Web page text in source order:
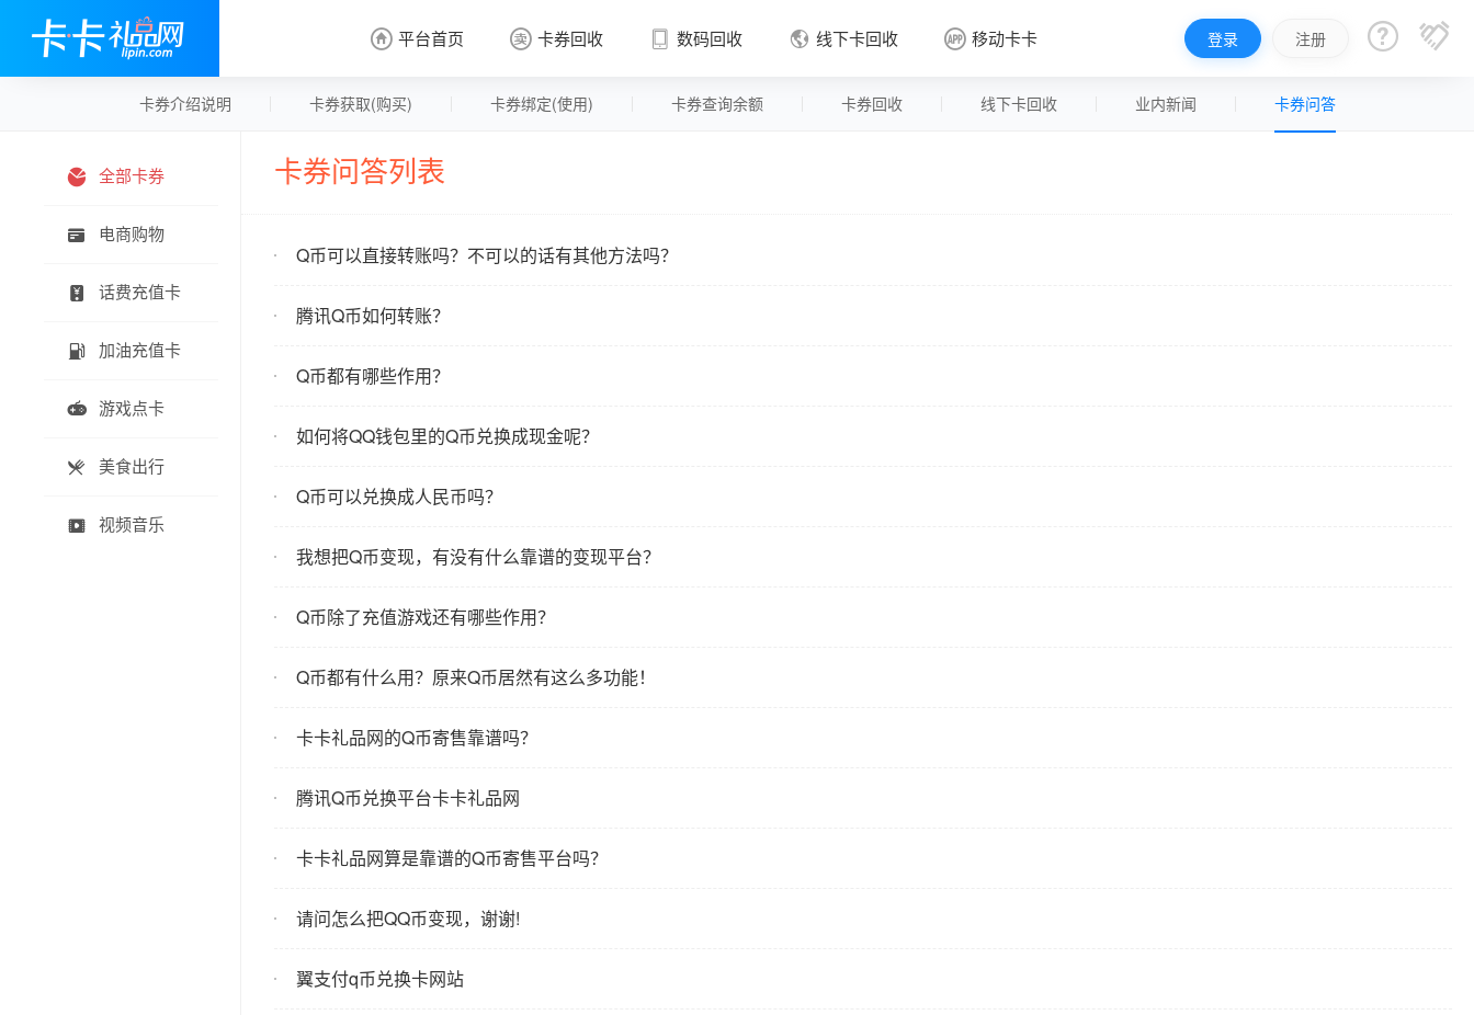
 平台首页  卡券回收
 卡券回收
 数码回收  线下卡回收  移动卡卡 登录 注册  
卡券介绍说明 卡券获取(购买) 卡券绑定(使用) 卡券查询余额 卡券回收 线下卡回收 业内新闻 卡券问答
 全部卡券
 电商购物
 话费充值卡
 加油充值卡
 游戏点卡
 美食出行
 视频音乐
卡券问答列表
Q币可以直接转账吗？不可以的话有其他方法吗？
腾讯Q币如何转账？
Q币都有哪些作用？
如何将QQ钱包里的Q币兑换成现金呢？
Q币可以兑换成人民币吗？
我想把Q币变现，有没有什么靠谱的变现平台？
Q币除了充值游戏还有哪些作用？
Q币都有什么用？原来Q币居然有这么多功能！
卡卡礼品网的Q币寄售靠谱吗？
腾讯Q币兑换平台卡卡礼品网
卡卡礼品网算是靠谱的Q币寄售平台吗？
请问怎么把QQ币变现，谢谢!
翼支付q币兑换卡网站